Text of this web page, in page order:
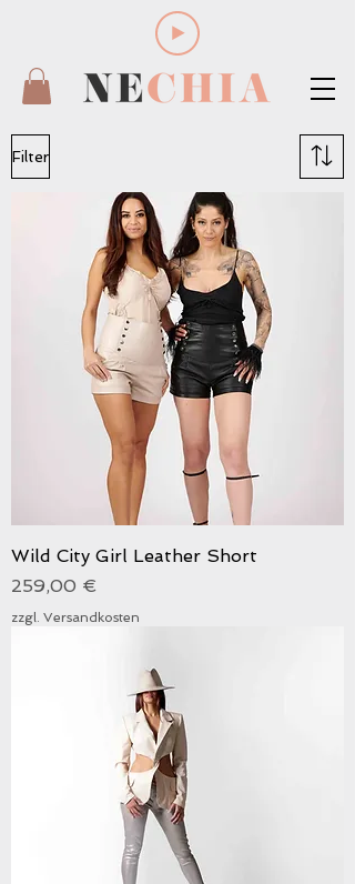
Filter
Wild City Girl Leather Short
Preis
259,00 €
zzgl. Versandkosten